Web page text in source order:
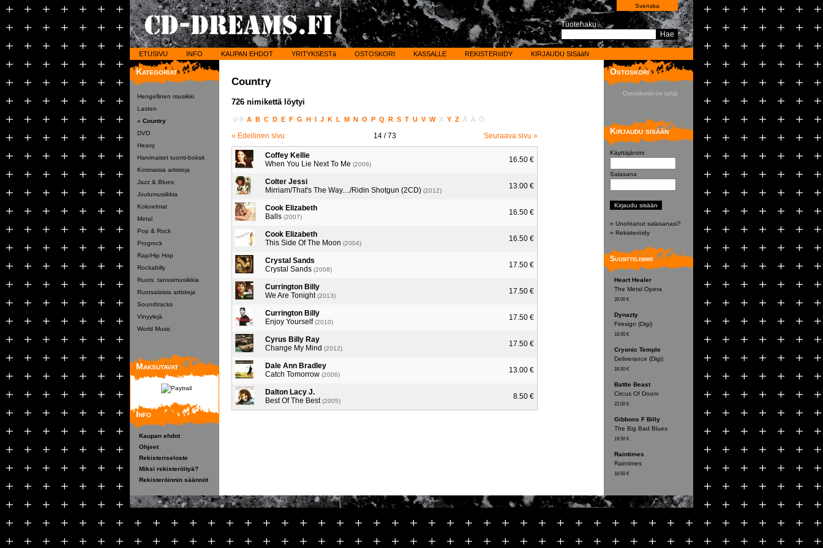
Svenska
Tuotehaku
Hae
ETUSIVU INFO KAUPAN EHDOT YRITYKSESTä OSTOSKORI KASSALLE REKISTERöIDY KIRJAUDU SISääN
Kategoriat
Hengellinen musiikki
Lasten
» Country
DVD
Heavy
Harvinaiset tuonti-boksit
Kotimaisia artisteja
Jazz & Blues
Joulumusiikkia
Kokoelmat
Metal
Pop & Rock
Progrock
Rap/Hip Hop
Rockabilly
Ruots. tanssimusiikkia
Ruotsalaisia artisteja
Soundtracks
Vinyylejä
World Music
Maksutavat
Info
Kaupan ehdot
Ohjeet
Rekisteriseloste
Miksi rekisteröityä?
Rekisteröinnin säännöt
Country
726 nimikettä löytyi
0-9 A B C D E F G H I J K L M N O P Q R S T U V W X Y Z Å Ä Ö
« Edellinen sivu 14/ 73 Seuraava sivu »
Coffey Kellie
When You Lie Next To Me (2006)
16.50 €
Colter Jessi
Mirriam/That's The Way..../Ridin Shotgun (2CD) (2012)
13.00 €
Cook Elizabeth
Balls (2007)
16.50 €
Cook Elizabeth
This Side Of The Moon (2004)
16.50 €
Crystal Sands
Crystal Sands (2008)
17.50 €
Currington Billy
We Are Tonight(2013)
17.50 €
Currington Billy
Enjoy Yourself(2010)
17.50 €
Cyrus Billy Ray
Change My Mind (2012)
17.50 €
Dale Ann Bradley
Catch Tomorrow (2006)
13.00 €
Dalton Lacy J.
Best Of The Best(2005)
8.50 €
Ostoskori
Ostoskorisi on tyhjä
Kirjaudu sisään
Käyttäjänimi
Salasana
» Unohtanut salasanasi?
» Rekisteröidy
Suosittelemme
Heart Healer
The Metal Opera
20.00 €
Dynazty
Firesign (Digi)
18.50 €
Cryonic Temple
Deliverance (Digi)
18.50 €
Battle Beast
Circus Of Doom
22.00 €
Gibbons F Billy
The Big Bad Blues
19.50 €
Raintimes
Raintimes
18.50 €